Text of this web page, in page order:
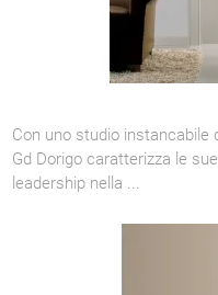
Con uno studio instancabile
Gd Dorigo caratterizza le
leadership nella ...